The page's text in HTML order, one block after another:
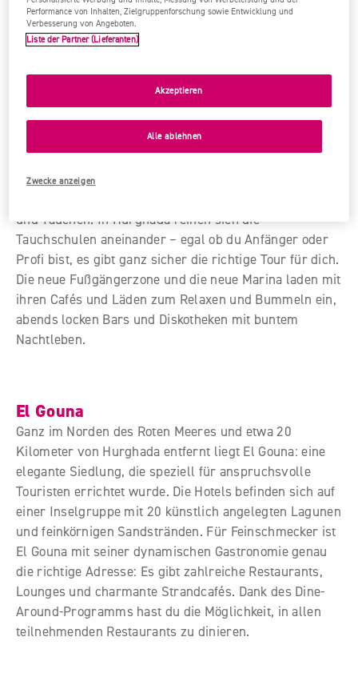
Hurghada
Hurghada ist der Klassiker unter den Badeorten mit
Wasser stattfindet, ist hier möglich: Windsurfen,
und Tauchen. In Hurghada reihen sich die
Tauchschulen aneinander – egal ob du Anfänger oder
Profi bist, es gibt ganz sicher die richtige Tour für dich.
Die neue Fußgängerzone und die neue Marina laden mit
ihren Cafés und Läden zum Relaxen und Bummeln ein,
abends locken Bars und Diskotheken mit buntem
Nachtleben.
El Gouna
Ganz im Norden des Roten Meeres und etwa 20
Kilometer von Hurghada entfernt liegt El Gouna: eine
elegante Siedlung, die speziell für anspruchsvolle
Touristen errichtet wurde. Die Hotels befinden sich auf
einer Inselgruppe mit 20 künstlich angelegten Lagunen
und feinkörnigen Sandstränden. Für Feinschmecker ist
El Gouna mit seiner dynamischen Gastronomie genau
die richtige Adresse: Es gibt zahlreiche Restaurants,
Lounges und charmante Strandcafés. Dank des Dine-
Around-Programms hast du die Möglichkeit, in allen
teilnehmenden Restaurants zu dinieren.
Performance von Inhalten, Zielgruppenforschung sowie Entwicklung und
Verbesserung von Angeboten.
Liste der Partner (Lieferanten)
Zwecke anzeigen
Alle ablehnen
Akzeptieren